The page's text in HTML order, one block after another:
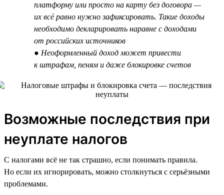
платформу или просто на карту без договора —
их всё равно нужно зафиксировать. Такие доходы
необходимо декларировать наравне с доходами
от российских источников
● Неоформленный доход может привести
к штрафам, пеням и даже блокировке счетов
Возможные последствия при
неуплате налогов
С налогами всё не так страшно, если понимать правила.
Но если их игнорировать, можно столкнуться с серьёзными
проблемами.